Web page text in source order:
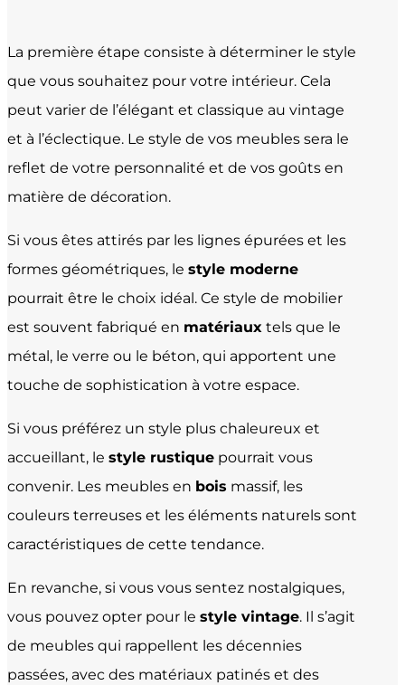
La première étape consiste à déterminer le style
que vous souhaitez pour votre intérieur. Cela
peut varier de l’élégant et classique au vintage
et à l’éclectique. Le style de vos meubles sera le
reflet de votre personnalité et de vos goûts en
matière de décoration.
Si vous êtes attirés par les lignes épurées et les
formes géométriques, le style moderne
pourrait être le choix idéal. Ce style de mobilier
est souvent fabriqué en matériaux tels que le
métal, le verre ou le béton, qui apportent une
touche de sophistication à votre espace.
Si vous préférez un style plus chaleureux et
accueillant, le style rustique pourrait vous
convenir. Les meubles en bois massif, les
couleurs terreuses et les éléments naturels sont
caractéristiques de cette tendance.
En revanche, si vous vous sentez nostalgiques,
vous pouvez opter pour le style vintage. Il s’agit
de meubles qui rappellent les décennies
passées, avec des matériaux patinés et des